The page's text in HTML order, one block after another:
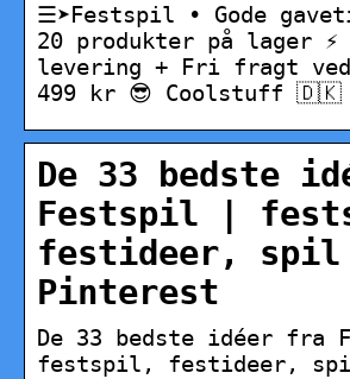
☰➤Festspil • Gode
20 produkter på lager
levering + Fri fragt
499 kr 😎 Coolstuff 🇩🇰
De 33 bedste
Festspil |
festideer, spil
Pinterest
De 33 bedste idéer fra
festspil, festideer,